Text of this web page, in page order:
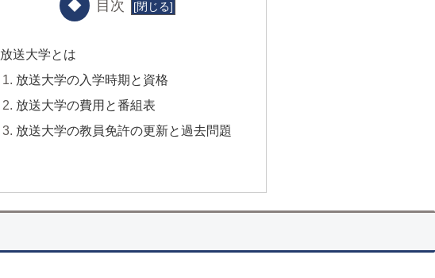
目次
放送大学とは
放送大学の入学時期と資格
放送大学の費用と番組表
放送大学の教員免許の更新と過去問題